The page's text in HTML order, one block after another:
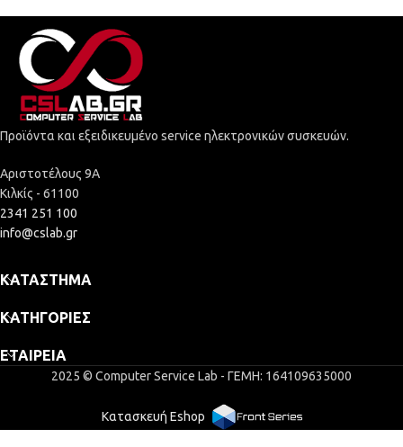
Προϊόντα και εξειδικευμένο service ηλεκτρονικών συσκευών.
Αριστοτέλους 9Α
Κιλκίς - 61100
2341 251 100
info@cslab.gr
ΚΑΤΆΣΤΗΜΑ
ΚΑΤΗΓΟΡΊΕΣ
ΕΤΑΙΡΕΊΑ
2025 © Computer Service Lab - ΓΕΜΗ: 164109635000
Κατασκευή Eshop